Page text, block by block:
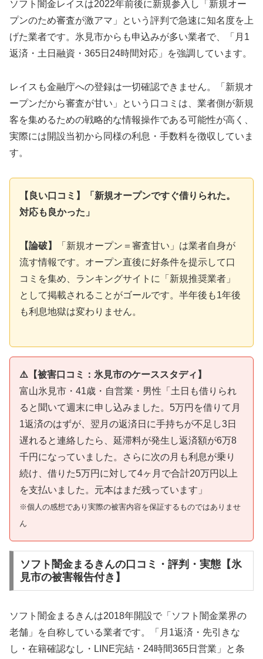
ソフト闇金レイスは2022年前後に新規参入し「新規オー
プンのため審査が激アマ」という評判で急速に知名度を上
げた業者です。氷見市からも申込みが多い業者で、「月1
返済・土日融資・365日24時間対応」を強調しています。
レイスも金融庁への登録は一切確認できません。「新規オ
ープンだから審査が甘い」という口コミは、業者側が新規
客を集めるための戦略的な情報操作である可能性が高く、
実際には開設当初から同様の利息・手数料を徴収していま
す。
【良い口コミ】「新規オープンですぐ借りられた。
対応も良かった」
【論破】
「新規オープン＝審査甘い」は業者自身が
流す情報です。オープン直後に好条件を提示して口
コミを集め、ランキングサイトに「新規推奨業者」
として掲載されることがゴールです。半年後も1年後
も利息地獄は変わりません。
⚠️【被害口コミ：氷見市のケーススタディ】
富山氷見市・41歳・自営業・男性「土日も借りられ
ると聞いて週末に申し込みました。5万円を借りて月
1返済のはずが、翌月の返済日に手持ちが不足し3日
遅れると連絡したら、延滞料が発生し返済額が6万8
千円になっていました。さらに次の月も利息が乗り
続け、借りた5万円に対して4ヶ月で合計20万円以上
を支払いました。元本はまだ残っています」
※個人の感想であり実際の被害内容を保証するものではありませ
ん
ソフト闇金まるきんの口コミ・評判・実態【氷
見市の被害報告付き】
ソフト闇金まるきんは2018年開設で「ソフト闇金業界の
老舗」を自称している業者です。「月1返済・先引きな
し・在籍確認なし・LINE完結・24時間365日営業」と条